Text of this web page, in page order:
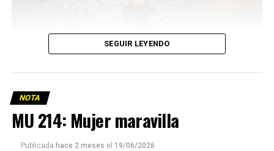
SEGUIR LEYENDO
NOTA
MU 214: Mujer maravilla
Publicada hace 2 meses el 19/06/2026